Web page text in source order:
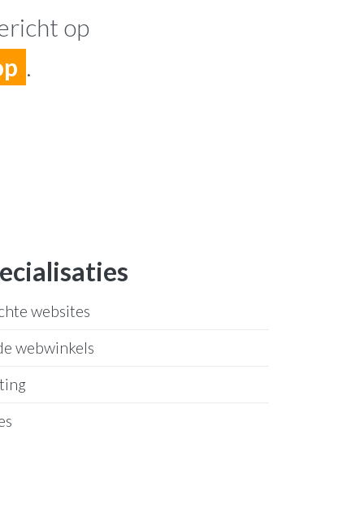
op
.
websites
webwinkels